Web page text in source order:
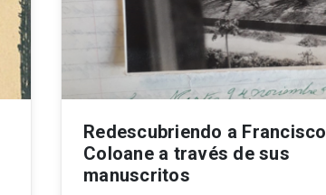
Redescubriendo a Francisco
Coloane a través de sus
manuscritos